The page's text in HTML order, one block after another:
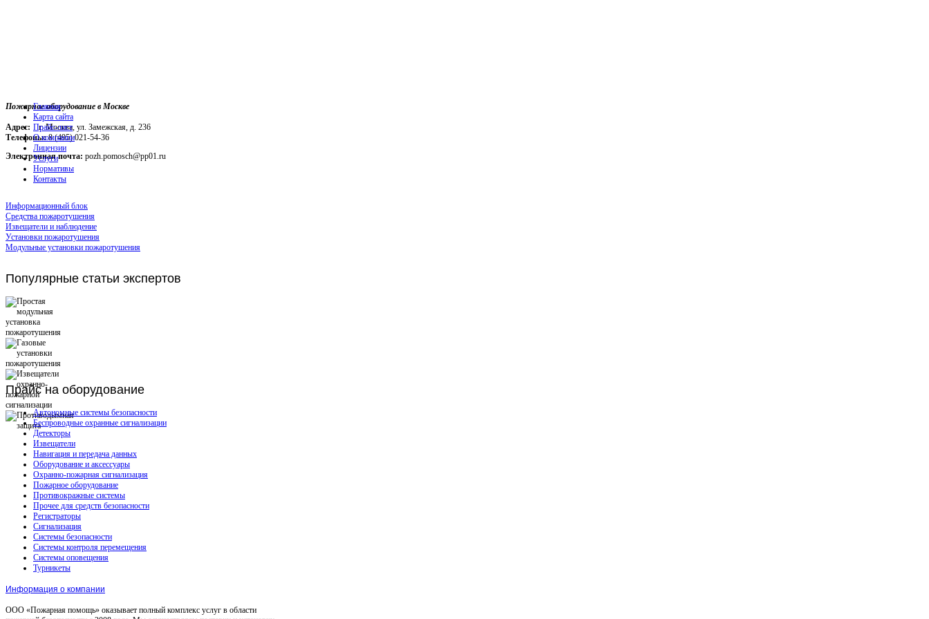
Пожарное оборудование в Москве
Адрес: г. Москва, ул. Замежская, д. 236
Телефоны:8 (495) 021-54-36
Электронная почта: pozh.pomosch@pp01.ru
Главная
Карта сайта
Прайс-лист
О компании
Лицензии
Услуги
Нормативы
Контакты
Информационный блок
Средства пожаротушения
Извещатели и наблюдение
Установки пожаротушения
Модульные установки пожаротушения
Популярные статьи экспертов
Прайсна оборудование
Автономные системы безопасности
Беспроводные охранные сигнализации
Детекторы
Извещатели
Навигация и передача данных
Оборудование и аксессуары
Охранно-пожарная сигнализация
Пожарное оборудование
Противокражные системы
Прочее для средств безопасности
Регистраторы
Сигнализация
Системы безопасности
Системы контроля перемещения
Системы оповещения
Турникеты
Информация о компании
ООО «Пожарная помощь» оказывает полный комплекс услуг в области